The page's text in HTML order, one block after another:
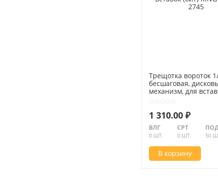
Трещотка вороток
бесшаговая,
механизм, для
1 310.00 ₽
ВЛГ
0 ШТ.
СРТ
0 ШТ. 50
В корзину